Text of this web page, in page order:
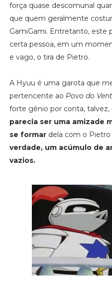
força quase descomunal
que quem geralmente
GamiGami. Entretanto, este
certa pessoa, em um
e vago, o tira de Pietro.
A Hyuu é uma garota que
pertencente ao Povo do
forte gênio por conta, talvez,
parecia ser uma amizade
se formardela com o Pietro
verdade, um acúmulo de
vazios.